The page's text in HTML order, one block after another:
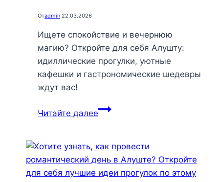
Отadmin 22.03.2026
Ищете спокойствие и вечернюю
магию? Откройте для себя Алушту:
идиллические прогулки, уютные
кафешки и гастрономические шедевры
ждут вас!
Читайте далееВечерние
секреты
спокойствия
и